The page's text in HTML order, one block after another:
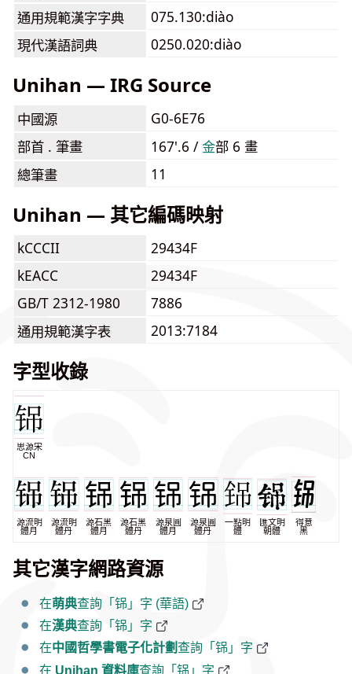
通用規範漢字字典
075.130:diào
現代漢語詞典
0250.020:diào
Unihan — IRG Source
中國源
G0-6E76
部首 . 筆畫
167'.6 /⾦部 6 畫
總筆畫
11
Unihan — 其它編碼映射
kCCCII
29434F
kEACC
29434F
GB/T 2312-1980
7886
通用規範漢字表
2013:7184
字型收錄
思源宋
CN
源流明
體月
源流明
體丹
源石黑
體月
源石黑
體丹
源泉圓
體月
源泉圓
體丹
一點明
體
匯文明
朝體
得意
黑
其它漢字網路資源
在萌典查詢「铞」字 (華語)
在漢典查詢「铞」字
在中國哲學書電子化計劃查詢「铞」字
在 Unihan 資料庫查詢「铞」字